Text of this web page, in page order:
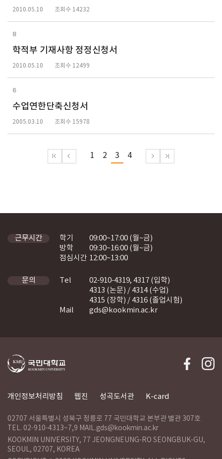
2010.05.10 조회수 14232
8
학적부 기재사항 정정신청서
2010.05.10 조회수 12499
6
수업연한단축신청서
2005.03.10 조회수 15978
1 2 3 4
개인정보처리방침 웹진 성곡도서관 K-card
02707 서울특별시 성북구 정릉로 77 국민대학교 본부관 별관 307호
TEL. 02-910-4313~7,9 MAIL.gds@kookmin.ac.kr
KOOKMIN UNIVERSITY, 77 JEONGNEUNG-RO SEONGBUK-GU,
SEOUL, 02707, KOREA
근무시간 학기
09:00~17:00 (월~금)
방학
09:30~16:00 (월~금)
점심시간 12:00~13:00
문의 Tel
02-910-4319, 4317 (입학)
4313 (논문) / 4314 (수업)
4315 (장학) / 4316 (졸업시험)
Mail
gds@kookmin.ac.kr